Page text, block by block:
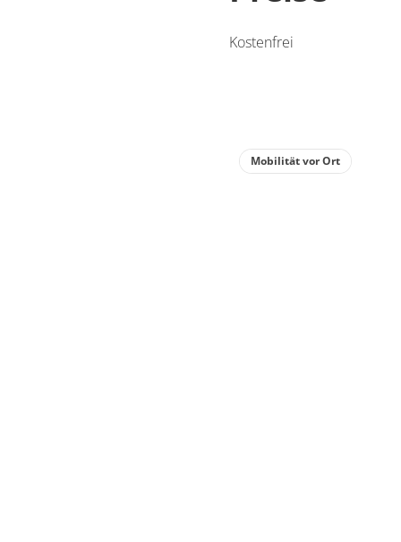
Kostenfrei
Mobilität vor Ort